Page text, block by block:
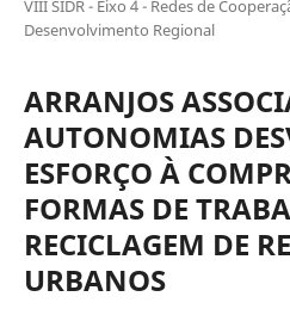
VIII SIDR - Eixo 4 - Redes de
Desenvolvimento Regional
ARRANJOS
AUTONOMIAS
ESFORÇO À
FORMAS DE
RECICLAGEM DE
URBANOS